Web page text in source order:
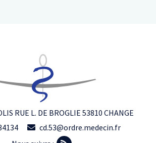
RUE L. DE BROGLIE 53810 CHANGE
cd.53@ordre.medecin.fr